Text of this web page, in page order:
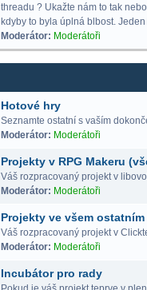
threadu ? Ukažte nám to tak
kdyby to byla úplná blbost.
Moderátor: Moderátoři
Hotové hry
Seznamte ostatní s vaším
Moderátor: Moderátoři
Projekty v RPG Makeru
Váš rozpracovaný projekt v
Moderátor: Moderátoři
Projekty ve všem ostatním
Váš rozpracovaný projekt v
Moderátor: Moderátoři
Incubátor pro rady